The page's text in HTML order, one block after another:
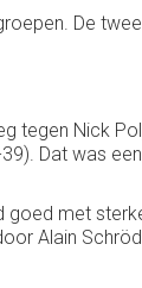
De
tegen Nick
Dat was
met
Alain